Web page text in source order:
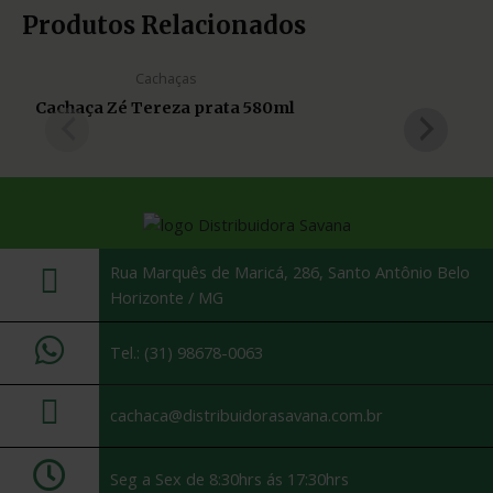
Produtos Relacionados
Cachaças
Cachaça Zé Tereza prata 580ml
Rua Marquês de Maricá, 286, Santo Antônio Belo
Horizonte / MG
Tel.: (31) 98678-0063
cachaca@distribuidorasavana.com.br
Seg a Sex de 8:30hrs ás 17:30hrs